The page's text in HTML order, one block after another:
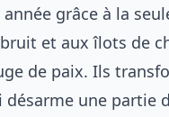
grâce à la
et aux îlots de
de paix. Ils
désarme une partie